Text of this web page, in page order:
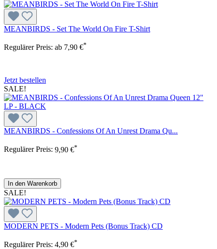
MEANBIRDS - Set The World On Fire T-Shirt
Regulärer Preis: ab 7,90 €*
Jetzt bestellen
SALE!
MEANBIRDS - Confessions Of An Unrest Drama Qu...
Regulärer Preis: 9,90 €*
In den Warenkorb
SALE!
MODERN PETS - Modern Pets (Bonus Track) CD
Regulärer Preis: 4,90 €*